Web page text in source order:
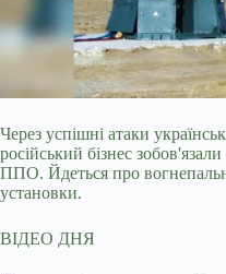
Через успішні атаки
російський бізнес
ППО. Йдеться про
установки.
ВІДЕО ДНЯ